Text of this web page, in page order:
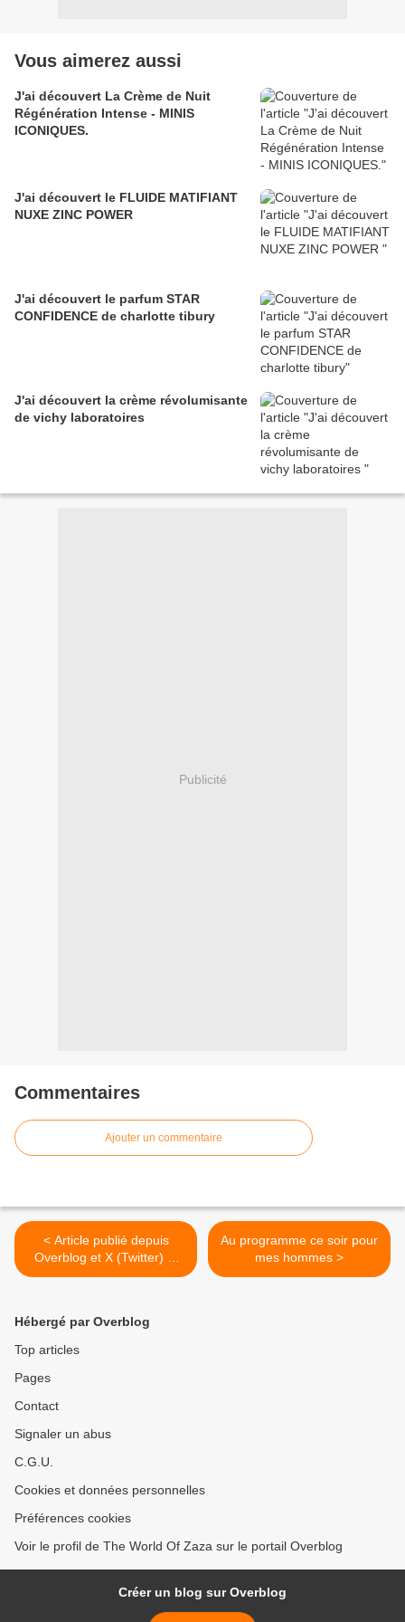
Vous aimerez aussi
J'ai découvert La Crème de Nuit
Régénération Intense - MINIS
ICONIQUES.
J'ai découvert le FLUIDE MATIFIANT
NUXE ZINC POWER
J'ai découvert le parfum STAR
CONFIDENCE de charlotte tibury
J'ai découvert la crème révolumisante
de vichy laboratoires
Publicité
Commentaires
Ajouter un commentaire
< Article publié depuis
Overblog et X (Twitter) et
Facebook et LK
Au programme ce soir pour
mes hommes >
Hébergé par Overblog
Top articles
Pages
Contact
Signaler un abus
C.G.U.
Cookies et données personnelles
Préférences cookies
Voir le profil de The World Of Zaza sur le portail Overblog
Créer un blog sur Overblog